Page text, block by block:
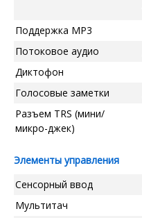
Поддержка MP3
Потоковое аудио
Диктофон
Голосовые заметки
Разъем TRS (мини/
микро-джек)
Элементы управления
Сенсорный ввод
Мультитач